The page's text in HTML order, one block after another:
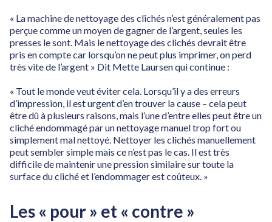
« La machine de nettoyage des clichés n’est généralement pas
perçue comme un moyen de gagner de l’argent, seules les
presses le sont. Mais le nettoyage des clichés devrait être
pris en compte car lorsqu’on ne peut plus imprimer, on perd
très vite de l’argent » Dit Mette Laursen qui continue :
« Tout le monde veut éviter cela. Lorsqu’il y a des erreurs
d’impression, il est urgent d’en trouver la cause – cela peut
être dû à plusieurs raisons, mais l’une d’entre elles peut être un
cliché endommagé par un nettoyage manuel trop fort ou
simplement mal nettoyé. Nettoyer les clichés manuellement
peut sembler simple mais ce n’est pas le cas. Il est très
difficile de maintenir une pression similaire sur toute la
surface du cliché et l’endommager est coûteux. »
Les « pour » et « contre »